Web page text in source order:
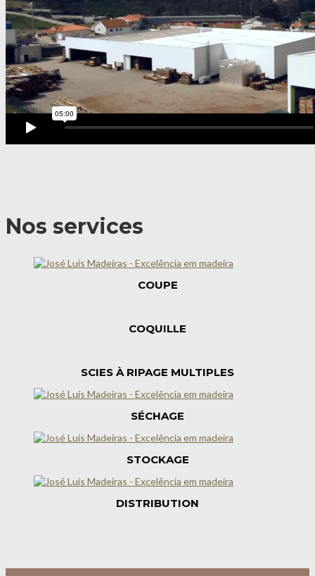
Nos services
COUPE
COQUILLE
SCIES À RIPAGE MULTIPLES
SÉCHAGE
STOCKAGE
DISTRIBUTION